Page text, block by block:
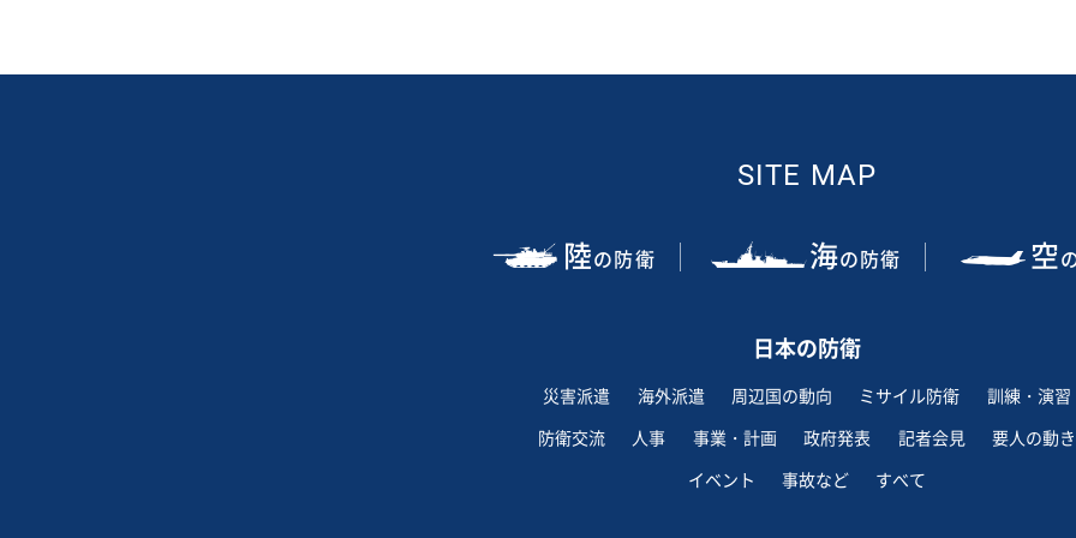
SITE MAP
陸の防衛 海の防衛 空
日本の防衛
災害派遣 海外派遣 周辺国の動向 ミサイル防衛
訓練・演習
防衛交流
人事 事業・計画 政府発表 記者会見
要人の動き
イベント
事故など すべて